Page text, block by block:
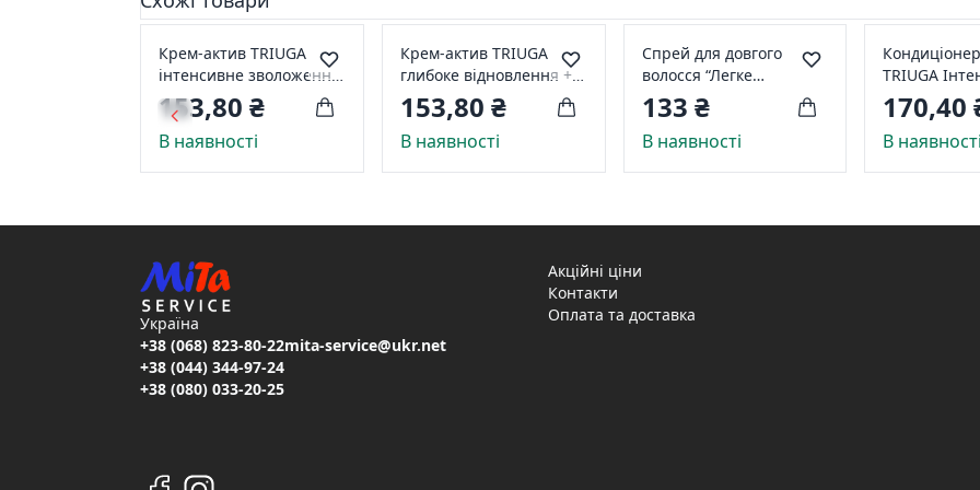
Крем-актив TRIUGA
інтенсивне зволоження
+ захист 300мл для
волосся з посіченими
кінчиками
153,80 ₴
В наявності
Крем-актив TRIUGA
глибоке відновлення +
живлення 300мл для
фарбованого та
пошкодженого волосся
153,80 ₴
В наявності
Спрей для довгого
волосся “Легке
розчісування та блиск”
«FOR YOUNG girls », 200
мл
133 ₴
В наявності
TRIUGA
зволоження
500мл для
кінчиків
170,40
В наявності
Україна
+38 (068) 823-80-22
+38 (044) 344-97-24
+38 (080) 033-20-25
mita-service@ukr.net
Акційні ціни
Контакти
Оплата та доставка